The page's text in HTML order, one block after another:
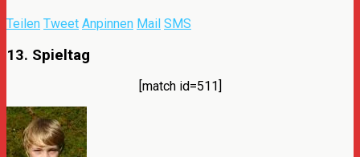
Teilen Tweet Anpinnen Mail SMS
13. Spieltag
[match id=511]